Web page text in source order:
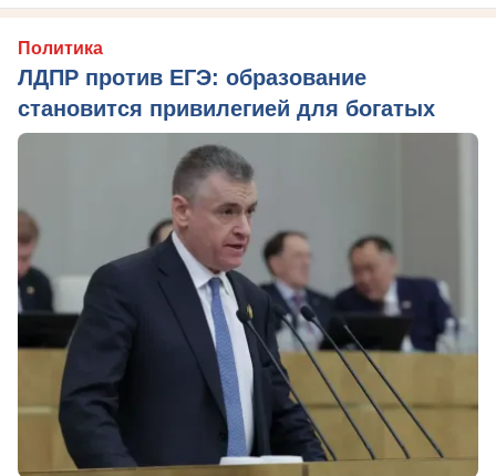
Политика
ЛДПР против ЕГЭ: образование
становится привилегией для богатых